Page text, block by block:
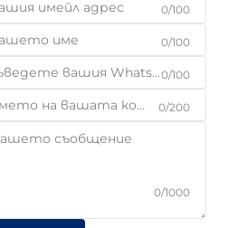
0/100
0/100
0/100
0/200
0/1000